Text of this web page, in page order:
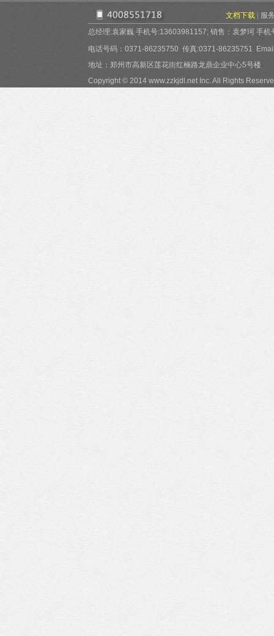
文档下载
服
总经理:袁家巍 手机号:13603981157; 销售：袁梦珂 手
电话号码：0371-86235750 传真:0371-86235751
地址：郑州市高新区莲花街红楠路龙鼎企业中心5号楼
Copyright © 2014 www.zzkjdl.net Inc. All Rights